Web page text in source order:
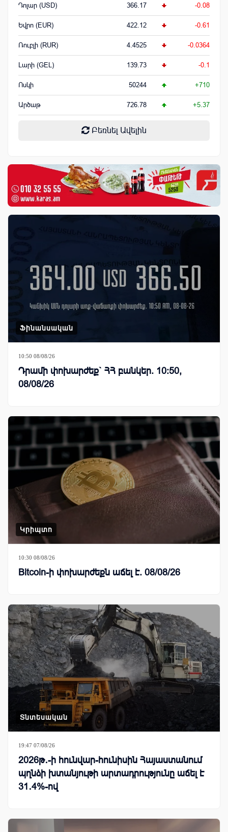
Դոլար (USD) 366.17 -0.08
Եվրո (EUR) 422.12 -0.61
Ռուբլի (RUR) 4.4525 -0.0364
Լարի (GEL) 139.73 -0.1
Ոսկի 50244 +710
Արծաթ 726.78 +5.37
Բեռնել Ավելին
Ֆինանսական
10:50 08/08/26
Դրամի փոխարժեք` ՀՀ բանկեր. 10:50,
08/08/26
Կրիպտո
10:30 08/08/26
Bitcoin-ի փոխարժեքն աճել է. 08/08/26
Տնտեսական
19:47 07/08/26
2026թ․-ի հունվար-հունիսին Հայաստանում
պղնձի խտանյութի արտադրությունը աճել է
31․4%-ով